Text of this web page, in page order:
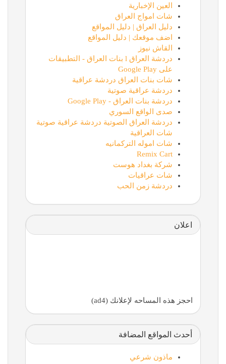
العين الإخبارية
شات امواج العراق
دليل العراق | دليل المواقع
اضف موقعك | دليل المواقع
القاش نيوز
دردشة العراق l بنات العراق - التطبيقات
على Google Play
شات بنات العراق دردشة عراقية
دردشة عراقية صوتية
دردشة بنات العراق - Google Play
صدى الواقع السوري
دردشة العراق الصوتية دردشة عراقية صوتية
شات العراقية
شات اموله التركمانيه
Remix Cart
شركة بغداد هوست
شات عراقيات
دردشة زمن الحب
اعلان
احجز هذه المساحه لإعلانك (ad4)
أحدث المواقع المضافة
ماذون شرعي